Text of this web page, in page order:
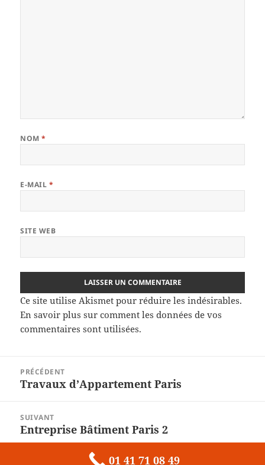
NOM*
E-MAIL *
SITE WEB
Ce site utilise Akismet pour réduire les indésirables.
En savoir plus sur comment les données de vos
commentaires sont utilisées.
l’article
PRÉCÉDENT
Article
Travaux d’Appartement Paris
SUIVANT
Article
suivant :
Entreprise Bâtiment Paris 2
Fièrement propulsé par WordPress01 41 71 08 49